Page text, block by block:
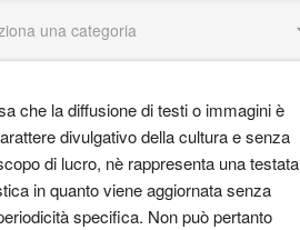
che la diffusione di testi o immagini è
divulgativo della cultura e senza
di lucro, nè rappresenta una testata
in quanto viene aggiornata senza
specifica. Non può pertanto